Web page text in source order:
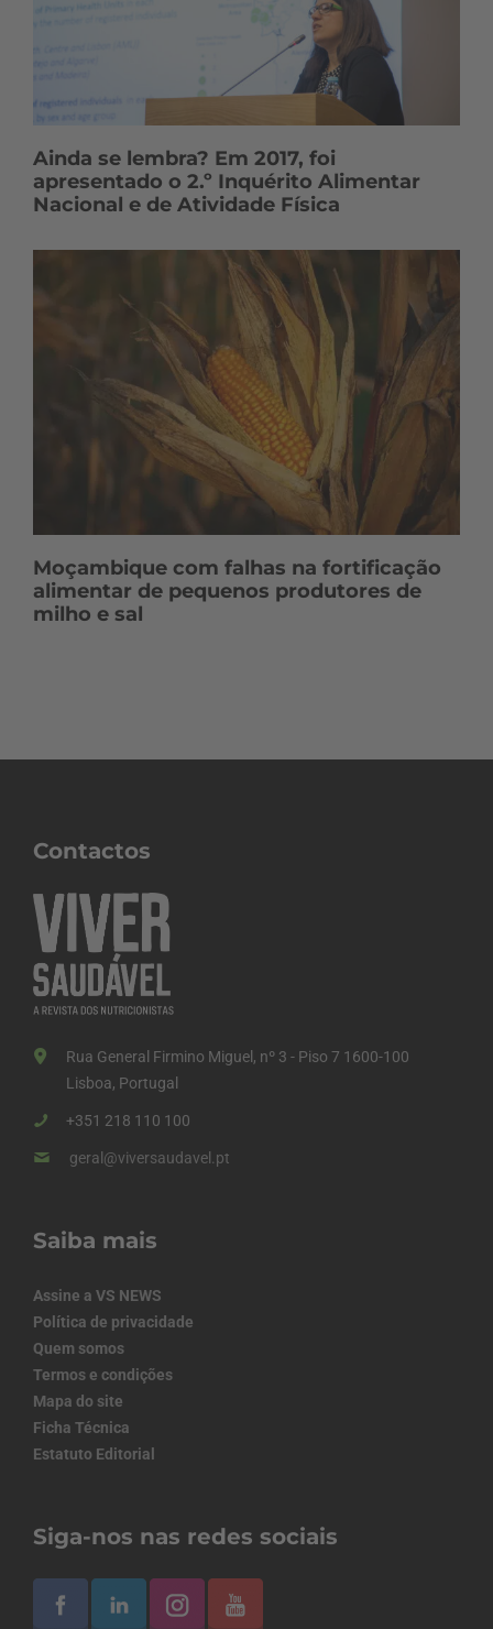
Ainda se lembra? Em 2017, foi
apresentado o 2.º Inquérito Alimentar
Nacional e de Atividade Física
Moçambique com falhas na fortificação
alimentar de pequenos produtores de
milho e sal
Contactos
Rua General Firmino Miguel, nº 3 - Piso 7 1600-100
Lisboa, Portugal
+351 218 110 100
geral@viversaudavel.pt
Saiba mais
Assine a VS NEWS
Política de privacidade
Quem somos
Termos e condições
Mapa do site
Ficha Técnica
Estatuto Editorial
Siga-nos nas redes sociais